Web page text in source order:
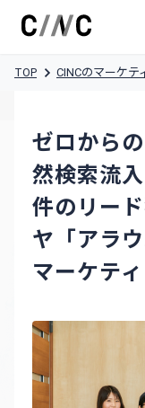
TOP CINCのマーケテ
ゼロから
然検索流
件のリー
ヤ「アラ
マーケテ